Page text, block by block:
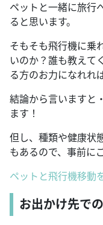
ペットと一緒に旅行
ると思います。
そもそも飛行機に乗
いのか？誰も教えて
る方のお力になれれ
結論から言いますと
ます！
但し、種類や健康状
もあるので、事前に
ペットと飛行機移動
お出かけ先で